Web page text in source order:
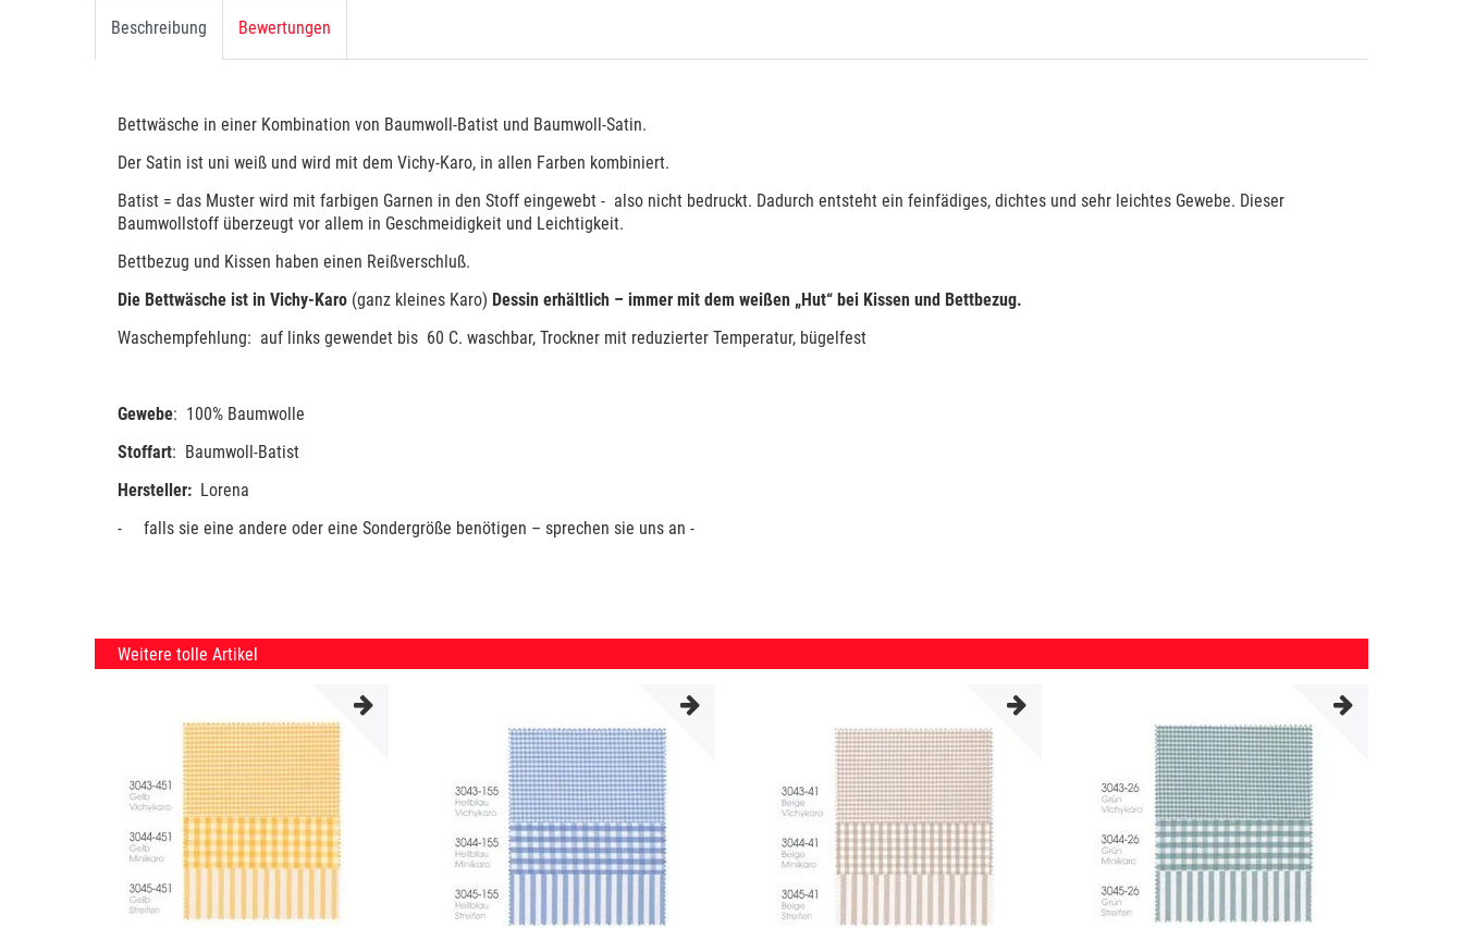
Beschreibung Bewertungen
Bettwäsche in einer Kombination von Baumwoll-Batist und Baumwoll-Satin.
Der Satin ist uni weiß und wird mit dem Vichy-Karo, in allen Farben kombiniert.
Batist = das Muster wird mit farbigen Garnen in den Stoff eingewebt - also nicht bedruckt. Dadurch entsteht ein feinfädiges, dichtes und sehr leichtes Gewebe. Dieser
Baumwollstoff überzeugt vor allem in Geschmeidigkeit und Leichtigkeit.
Bettbezug und Kissen haben einen Reißverschluß.
Die Bettwäsche ist in Vichy-Karo (ganz kleines Karo) Dessin erhältlich – immer mit dem weißen „Hut“ bei Kissen und Bettbezug.
Waschempfehlung: auf links gewendet bis 60 C. waschbar, Trockner mit reduzierter Temperatur, bügelfest
Gewebe: 100% Baumwolle
Stoffart: Baumwoll-Batist
Hersteller: Lorena
-
falls sie eine andere oder eine Sondergröße benötigen – sprechen sie uns an -
Weitere tolle Artikel